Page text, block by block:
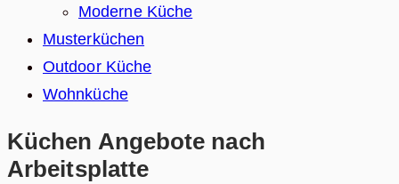
Moderne Küche
Musterküchen
Outdoor Küche
Wohnküche
Küchen Angebote nach
Arbeitsplatte